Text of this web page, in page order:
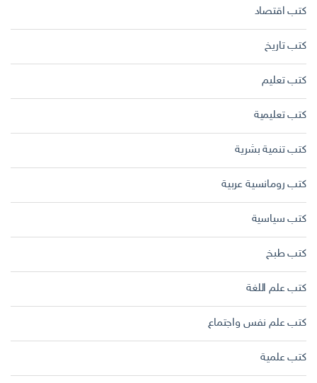
كتب اقتصاد
كتب تاريخ
كتب تعليم
كتب تعليمية
كتب تنمية بشرية
كتب رومانسية عربية
كتب سياسية
كتب طبخ
كتب علم اللغة
كتب علم نفس واجتماع
كتب علمية